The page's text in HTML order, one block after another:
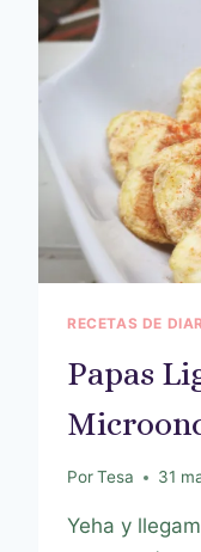
RECETAS DE
Papas
PorTesa 31
Yeha y